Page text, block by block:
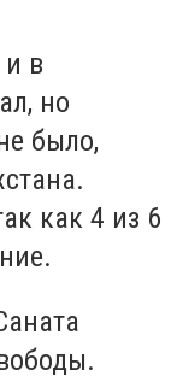
в
но
было,
как 4 из 6